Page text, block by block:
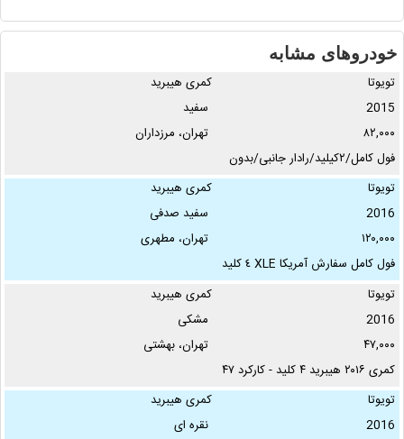
خودروهای مشابه
تویوتا
کمری هیبرید
2015
سفید
۸۲,۰۰۰
تهران، مرزداران
فول‌ کامل/۲کیلید/رادار جانبی/بدون
خط‌وخش/اطراف مقداری رنگ
شدگی …
تویوتا
کمری هیبرید
2016
سفید صدفی
۱۲۰,۰۰۰
تهران، مطهری
فول کامل سفارش آمریکا XLE ٤ کلید
همراه با سیستم صوتی …
تویوتا
کمری هیبرید
2016
مشکی
۴۷,۰۰۰
تهران، بهشتی
کمری ۲۰۱۶ هیبرید ۴ کلید - کارکرد ۴۷
هزارتا - دو لکه رنگ ( کاپوت و یه کف
دست دور …
تویوتا
کمری هیبرید
2016
نقره ای